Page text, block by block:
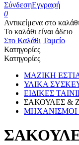
ΣύνδεσηΕγγραφή
0
Αντικείμενα στο
Το καλάθι είναι άδειο
Στο Καλάθι Ταμείο
Κατηγορίες
Κατηγορίες
ΜΑΖΙΚΗ
ΥΛΙΚΑ
ΕΙΔΙΚΕΣ
ΣΑΚΟΥΛΕΣ &
ΜΗΧΑΝΙΣΜΟΙ